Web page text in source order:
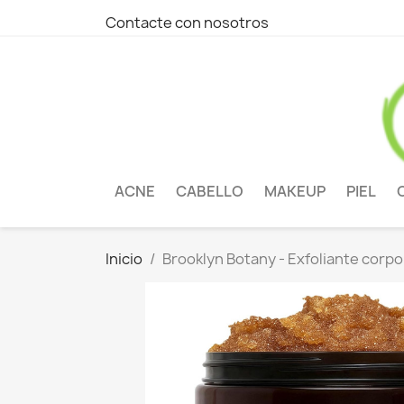
Contacte con nosotros
ACNE CABELLO MAKEUP PIEL
Inicio Brooklyn Botany - Exfoliante